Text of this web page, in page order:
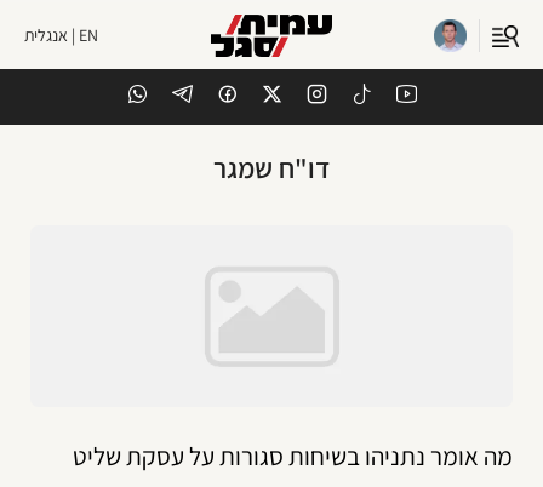
EN | אנגלית
דו"ח שמגר
מה אומר נתניהו בשיחות סגורות על עסקת שליט